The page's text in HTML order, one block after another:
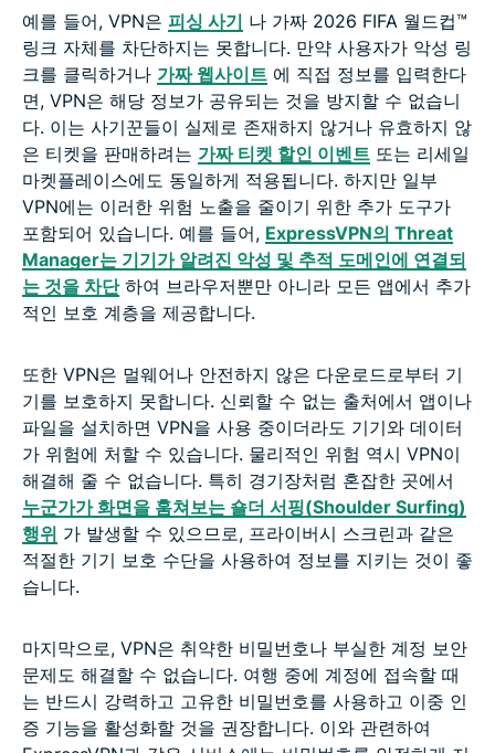
예를 들어, VPN은 피싱 사기 나 가짜 2026 FIFA 월드컵™
링크 자체를 차단하지는 못합니다. 만약 사용자가 악성 링
크를 클릭하거나 가짜 웹사이트 에 직접 정보를 입력한다
면, VPN은 해당 정보가 공유되는 것을 방지할 수 없습니
다. 이는 사기꾼들이 실제로 존재하지 않거나 유효하지 않
은 티켓을 판매하려는 가짜 티켓 할인 이벤트 또는 리세일
마켓플레이스에도 동일하게 적용됩니다. 하지만 일부
VPN에는 이러한 위험 노출을 줄이기 위한 추가 도구가
포함되어 있습니다. 예를 들어, ExpressVPN의 Threat
Manager는 기기가 알려진 악성 및 추적 도메인에 연결되
는 것을 차단하여 브라우저뿐만 아니라 모든 앱에서 추가
적인 보호 계층을 제공합니다.
또한 VPN은 멀웨어나 안전하지 않은 다운로드로부터 기
기를 보호하지 못합니다. 신뢰할 수 없는 출처에서 앱이나
파일을 설치하면 VPN을 사용 중이더라도 기기와 데이터
가 위험에 처할 수 있습니다. 물리적인 위험 역시 VPN이
해결해 줄 수 없습니다. 특히 경기장처럼 혼잡한 곳에서
누군가가 화면을 훔쳐보는 숄더 서핑(Shoulder Surfing)
행위 가 발생할 수 있으므로, 프라이버시 스크린과 같은
적절한 기기 보호 수단을 사용하여 정보를 지키는 것이 좋
습니다.
마지막으로, VPN은 취약한 비밀번호나 부실한 계정 보안
문제도 해결할 수 없습니다. 여행 중에 계정에 접속할 때
는 반드시 강력하고 고유한 비밀번호를 사용하고 이중 인
증 기능을 활성화할 것을 권장합니다. 이와 관련하여